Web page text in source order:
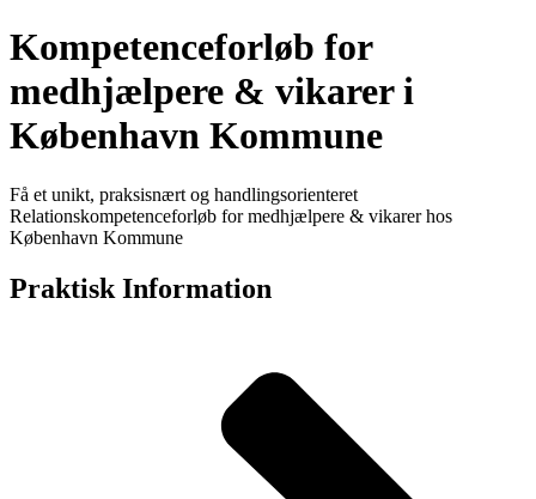
Kompetenceforløb for
medhjælpere & vikarer i
København Kommune
Få et unikt, praksisnært og handlingsorienteret
Relationskompetenceforløb for medhjælpere & vikarer hos
København Kommune
Praktisk Information